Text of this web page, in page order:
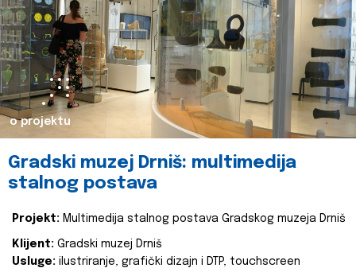
o projektu
Gradski muzej Drniš: multimedija
stalnog postava
Projekt: Multimedija stalnog postava Gradskog muzeja Drniš
Klijent: Gradski muzej Drniš
Usluge: ilustriranje, grafički dizajn i DTP, touchscreen